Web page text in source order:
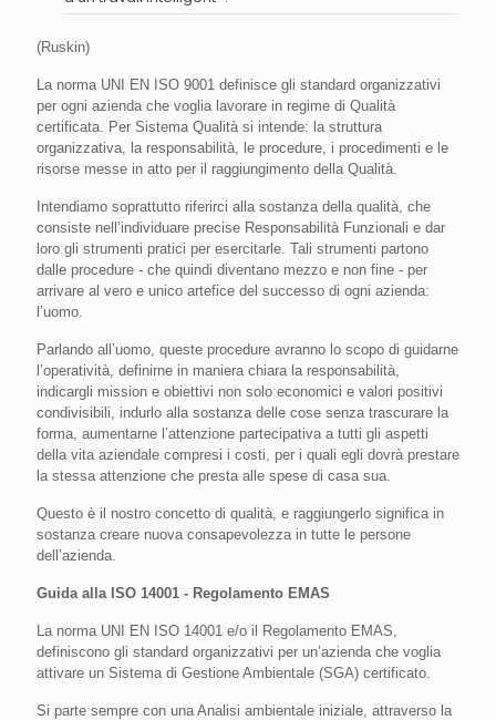
(Ruskin)
La norma UNI EN ISO 9001 definisce gli standard organizzativi
per ogni azienda che voglia lavorare in regime di Qualità
certificata. Per Sistema Qualità si intende: la struttura
organizzativa, la responsabilità, le procedure, i procedimenti e le
risorse messe in atto per il raggiungimento della Qualità.
Intendiamo soprattutto riferirci alla sostanza della qualità, che
consiste nell’individuare precise Responsabilità Funzionali e dar
loro gli strumenti pratici per esercitarle. Tali strumenti partono
dalle procedure - che quindi diventano mezzo e non fine - per
arrivare al vero e unico artefice del successo di ogni azienda:
l’uomo.
Parlando all’uomo, queste procedure avranno lo scopo di guidarne
l’operatività, definirne in maniera chiara la responsabilità,
indicargli mission e obiettivi non solo economici e valori positivi
condivisibili, indurlo alla sostanza delle cose senza trascurare la
forma, aumentarne l’attenzione partecipativa a tutti gli aspetti
della vita aziendale compresi i costi, per i quali egli dovrà prestare
la stessa attenzione che presta alle spese di casa sua.
Questo è il nostro concetto di qualità, e raggiungerlo significa in
sostanza creare nuova consapevolezza in tutte le persone
dell’azienda.
Guida alla ISO 14001 - Regolamento EMAS
La norma UNI EN ISO 14001 e/o il Regolamento EMAS,
definiscono gli standard organizzativi per un’azienda che voglia
attivare un Sistema di Gestione Ambientale (SGA) certificato.
Si parte sempre con una Analisi ambientale iniziale, attraverso la